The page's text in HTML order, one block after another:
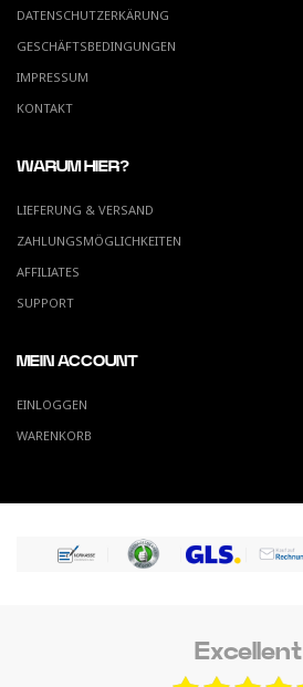
DATENSCHUTZERKÄRUNG
GESCHÄFTSBEDINGUNGEN
IMPRESSUM
KONTAKT
WARUM HIER?
LIEFERUNG & VERSAND
ZAHLUNGSMÖGLICHKEITEN
AFFILIATES
SUPPORT
MEIN ACCOUNT
EINLOGGEN
WARENKORB
Excellent